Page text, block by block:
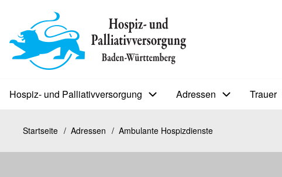
Inhalt
BIP
Sekundärmenü
Bip
Bürgerinfoportal
Hospiz- und Palliativversorgung Adressen Trauer
Pfadnavigation
Startseite Adressen Ambulante Hospizdienste